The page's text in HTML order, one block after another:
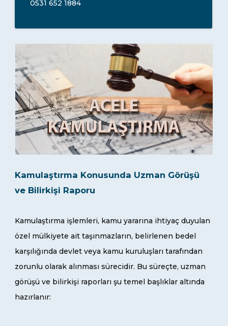
0531 652 1884
Kamulaştırma Konusunda Uzman Görüşü
ve Bilirkişi Raporu
Kamulaştırma işlemleri, kamu yararına ihtiyaç duyulan
özel mülkiyete ait taşınmazların, belirlenen bedel
karşılığında devlet veya kamu kuruluşları tarafından
zorunlu olarak alınması sürecidir. Bu süreçte, uzman
görüşü ve bilirkişi raporları şu temel başlıklar altında
hazırlanır: